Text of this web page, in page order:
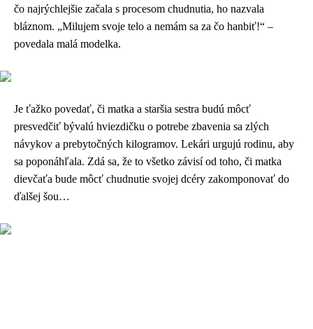
čo najrýchlejšie začala s procesom chudnutia, ho nazvala
bláznom. „Milujem svoje telo a nemám sa za čo hanbiť!“ –
povedala malá modelka.
Je ťažko povedať, či matka a staršia sestra budú môcť
presvedčiť bývalú hviezdičku o potrebe zbavenia sa zlých
návykov a prebytočných kilogramov. Lekári urgujú rodinu, aby
sa poponáhľala. Zdá sa, že to všetko závisí od toho, či matka
dievčaťa bude môcť chudnutie svojej dcéry zakomponovať do
ďalšej šou…